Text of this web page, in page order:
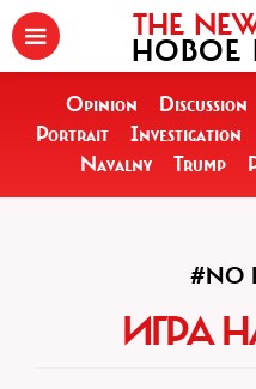
THE
НОВОЕ
Opinion Discussion
Portrait
Investigation
Navalny
Trump
#NO
ИГРА